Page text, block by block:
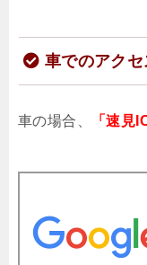
車でのアク
車の場合、 「速見